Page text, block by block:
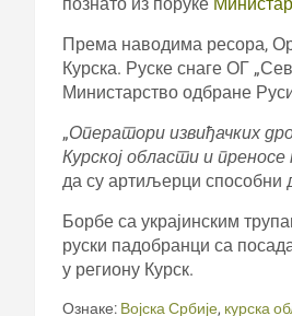
Према наводима ресора,
Курска. Руске снаге ОГ
Министарство одбране
„Оператори извиђачких
Курској области и
да су артиљерци способни
Борбе са украјинским
руски падобранци са
у региону Курск.
Ознаке: Војска Србије, курска